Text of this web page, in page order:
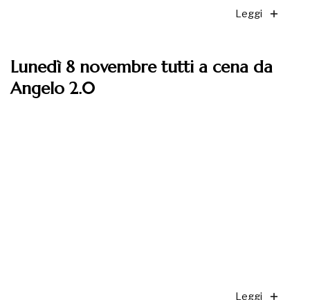
Leggi
Lunedì 8 novembre tutti a cena da
Angelo 2.0
Leggi